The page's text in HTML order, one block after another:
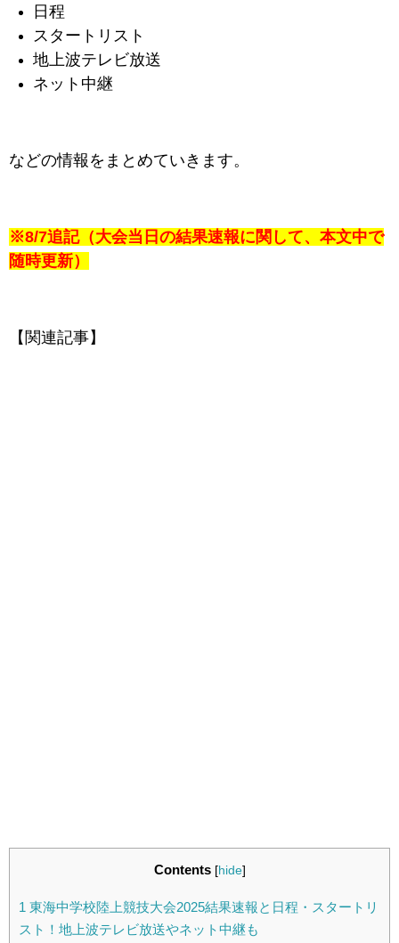
日程
スタートリスト
地上波テレビ放送
ネット中継
などの情報をまとめていきます。
※8/7追記（大会当日の結果速報に関して、本文中で
随時更新）
【関連記事】
Contents [hide]
1 東海中学校陸上競技大会2025結果速報と日程・スタートリ
スト！地上波テレビ放送やネット中継も